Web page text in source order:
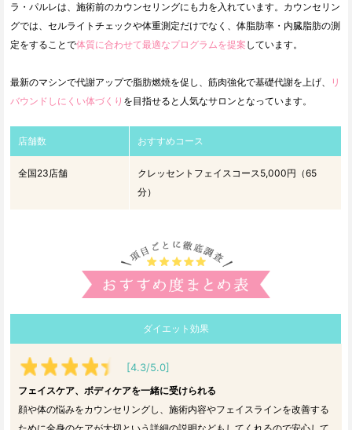
ラ・パルレは、施術前のカウンセリングにも力を入れています。カウンセリン
グでは、セルライトチェックや体重測定だけでなく、体脂肪率・内臓脂肪の測
定をすることで体質に合わせて最適なプログラムを提案 しています。
最新のマシンで代謝アップで脂肪燃焼を促し、筋肉強化で基礎代謝を上げ、
リ
バウンドしにくい体づくり を目指せると人気なサロンとなっています。
店舗数 おすすめコース
全国23店舗
クレッセントフェイスコース5,000円（65
分）
ダイエット効果
[4.3/5.0]
フェイスケア、ボディケアを一緒に受けられる
顔や体の悩みをカウンセリングし、施術内容やフェイスラインを改善する